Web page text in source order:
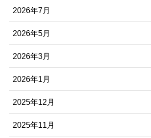
2026年7月
2026年5月
2026年3月
2026年1月
2025年12月
2025年11月